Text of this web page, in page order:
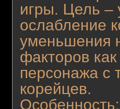
игры. Цель –
ослабление
уменьшения
факторов
персонажа с
корейцев.